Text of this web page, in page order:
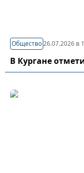
Общество26.07.2026 в
В Кургане